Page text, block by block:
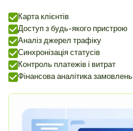
Карта клієнтів
Доступ з будь-якого пристрою
Аналіз джерел трафіку
Синхронізація статусів
Контроль платежів і витрат
Фінансова аналітика замовлень